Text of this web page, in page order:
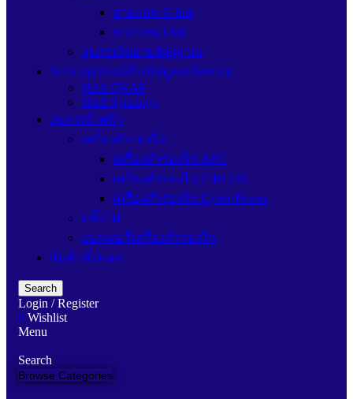
สายแลน G link
สายแลน Link
อุปกรณ์ขยายสัญญาณ
NAS (อุปกรณ์เก็บข้อมูลเครือข่าย)
NAS QNAP
NAS Synology
อุปกรณ์ไฟฟ้า
เครื่องสำรองไฟ
เครื่องสำรองไฟ APC
เครื่องสำรองไฟ ZIRCON
เครื่องสำรองไฟ Cyber Power
ปลั๊กไฟ
แบตเตอรี่เครื่องสำรองไฟ
สินค้าทั้งหมด
Search
Login / Register
0 Wishlist
Menu
Search
Browse Categories